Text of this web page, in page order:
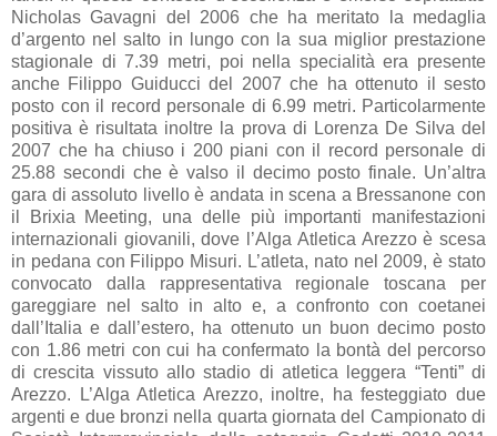
Nicholas Gavagni del 2006 che ha meritato la medaglia
d’argento nel salto in lungo con la sua miglior prestazione
stagionale di 7.39 metri, poi nella specialità era presente
anche Filippo Guiducci del 2007 che ha ottenuto il sesto
posto con il record personale di 6.99 metri. Particolarmente
positiva è risultata inoltre la prova di Lorenza De Silva del
2007 che ha chiuso i 200 piani con il record personale di
25.88 secondi che è valso il decimo posto finale. Un’altra
gara di assoluto livello è andata in scena a Bressanone con
il Brixia Meeting, una delle più importanti manifestazioni
internazionali giovanili, dove l’Alga Atletica Arezzo è scesa
in pedana con Filippo Misuri. L’atleta, nato nel 2009, è stato
convocato dalla rappresentativa regionale toscana per
gareggiare nel salto in alto e, a confronto con coetanei
dall’Italia e dall’estero, ha ottenuto un buon decimo posto
con 1.86 metri con cui ha confermato la bontà del percorso
di crescita vissuto allo stadio di atletica leggera “Tenti” di
Arezzo. L’Alga Atletica Arezzo, inoltre, ha festeggiato due
argenti e due bronzi nella quarta giornata del Campionato di